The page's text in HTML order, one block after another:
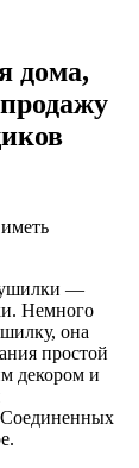
дома,
—
Немного
она
простой
декором и
Соединенных